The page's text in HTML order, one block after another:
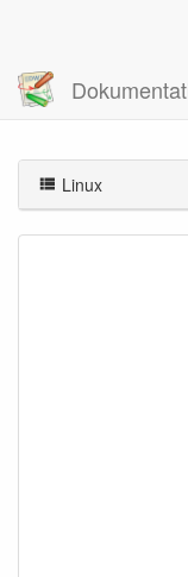
Zuletzt angesehen
Linux